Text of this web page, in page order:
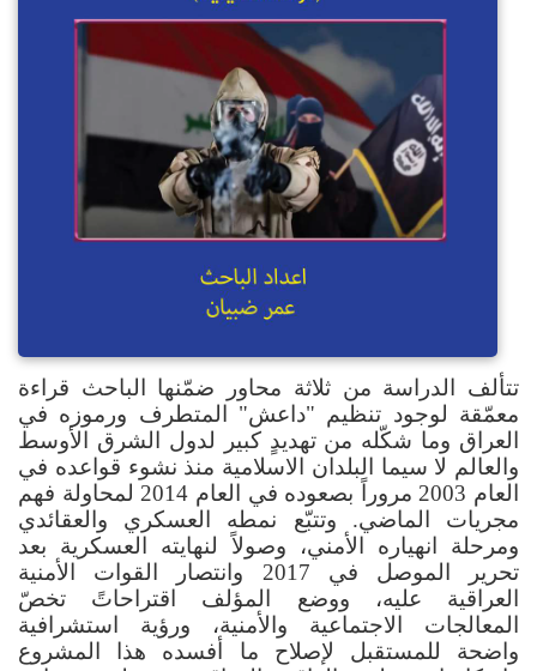
تتألف الدراسة من ثلاثة محاور ضمّنها الباحث قراءة
معمّقة لوجود تنظيم "داعش" المتطرف ورموزه في
العراق وما شكّله من تهديدٍ كبير لدول الشرق الأوسط
والعالم لا سيما البلدان الاسلامية منذ نشوء قواعده في
العام 2003 مروراً بصعوده في العام 2014 لمحاولة فهم
مجريات الماضي. وتتبّع نمطه العسكري والعقائدي
ومرحلة انهياره الأمني، وصولاً لنهايته العسكرية بعد
تحرير الموصل في 2017 وانتصار القوات الأمنية
العراقية عليه، ووضع المؤلف اقتراحاتً تخصّ
المعالجات الاجتماعية والأمنية، ورؤية استشرافية
واضحة للمستقبل لإصلاح ما أفسده هذا المشروع